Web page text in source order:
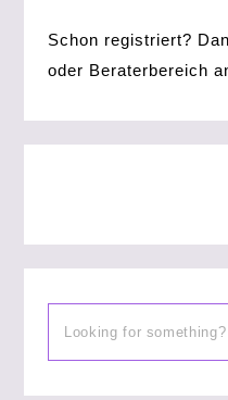
Schon registriert?
oder Beraterbereich